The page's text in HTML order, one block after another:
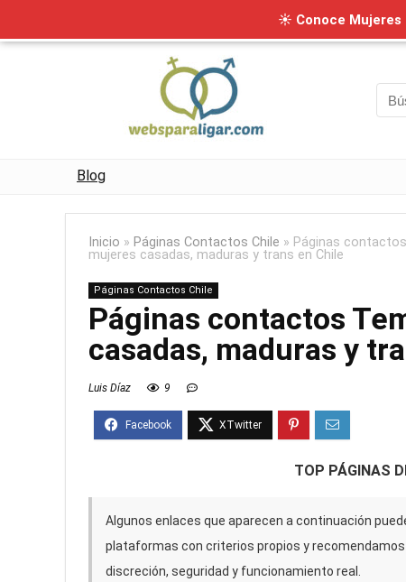
Blog
Inicio » Páginas Contactos Chile » Páginas
mujeres casadas, maduras y trans en Chile
Páginas Contactos Chile
Páginas contactos
casadas, maduras y
Luis Díaz 9
TOP PÁGINAS
Algunos enlaces que aparecen a continuación
plataformas con criterios propios y
discreción, seguridad y funcionamiento real.
☀ Conoce